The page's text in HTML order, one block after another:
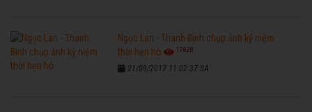
Ngọc Lan - Thanh Bình chụp ảnh kỷ niệm
thời hẹn hò
17828
21/09/2017 11:02:37 SA